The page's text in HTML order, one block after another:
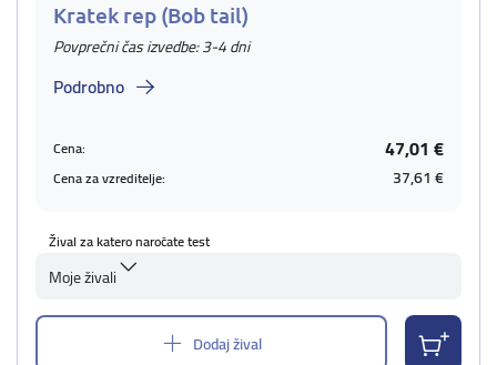
Kratek rep (Bob tail)
Povprečni čas izvedbe: 3-4 dni
Podrobno
Cena: 47,01 €
Cena za vzreditelje: 37,61 €
Žival za katero naročate test
Moje živali
Dodaj žival